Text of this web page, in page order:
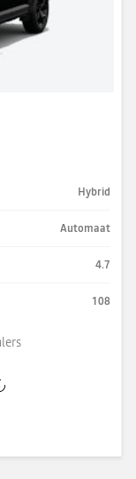
Hybrid
Automaat
4.7
108